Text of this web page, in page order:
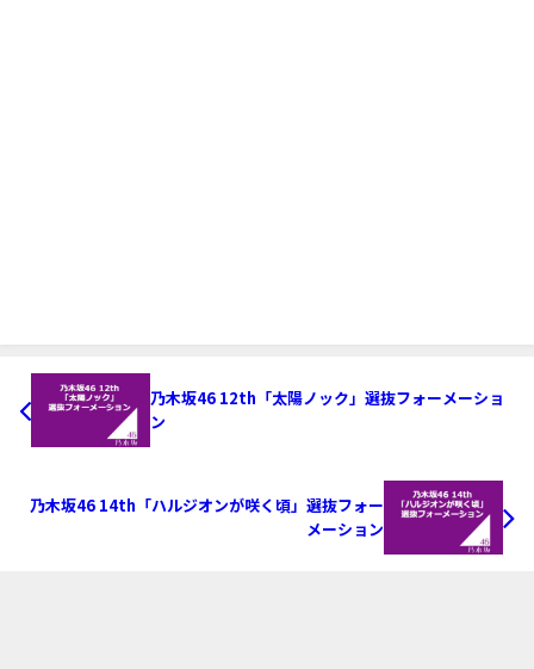
乃木坂46 12th「太陽ノック」選抜フォーメーショ
ン
乃木坂46 14th「ハルジオンが咲く頃」選抜フォー
メーション